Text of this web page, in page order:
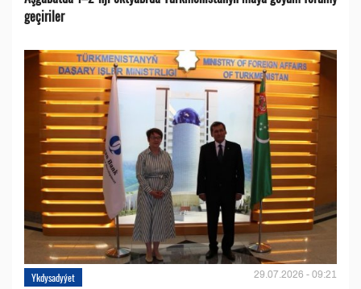
geçiriler
Ykdysadyýet 29.07.2026 - 09:21